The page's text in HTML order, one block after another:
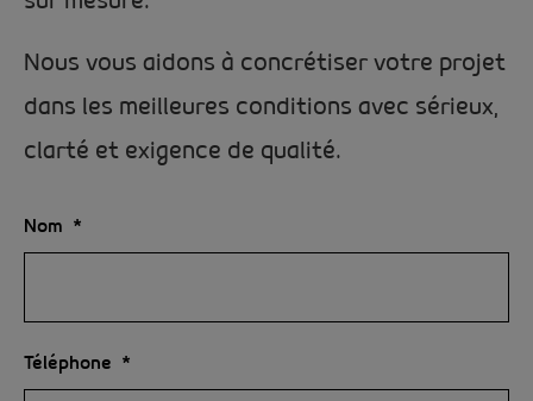
Nous vous aidons à concrétiser votre projet
dans les meilleures conditions avec sérieux,
clarté et exigence de qualité.
Nom
Téléphone